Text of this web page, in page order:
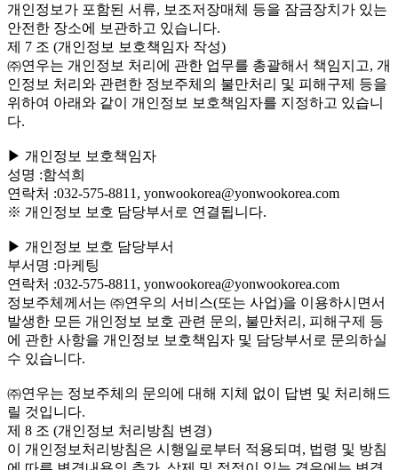
개인정보가 포함된 서류, 보조저장매체 등을 잠금장치가 있는
안전한 장소에 보관하고 있습니다.
제 7 조 (개인정보 보호책임자 작성)
㈜연우는 개인정보 처리에 관한 업무를 총괄해서 책임지고, 개
인정보 처리와 관련한 정보주체의 불만처리 및 피해구제 등을
위하여 아래와 같이 개인정보 보호책임자를 지정하고 있습니
다.
▶ 개인정보 보호책임자
성명 :함석희
연락처 :032-575-8811, yonwookorea@yonwookorea.com
※ 개인정보 보호 담당부서로 연결됩니다.
▶ 개인정보 보호 담당부서
부서명 :마케팅
연락처 :032-575-8811, yonwookorea@yonwookorea.com
정보주체께서는 ㈜연우의 서비스(또는 사업)을 이용하시면서
발생한 모든 개인정보 보호 관련 문의, 불만처리, 피해구제 등
에 관한 사항을 개인정보 보호책임자 및 담당부서로 문의하실
수 있습니다.
㈜연우는 정보주체의 문의에 대해 지체 없이 답변 및 처리해드
릴 것입니다.
제 8 조 (개인정보 처리방침 변경)
이 개인정보처리방침은 시행일로부터 적용되며, 법령 및 방침